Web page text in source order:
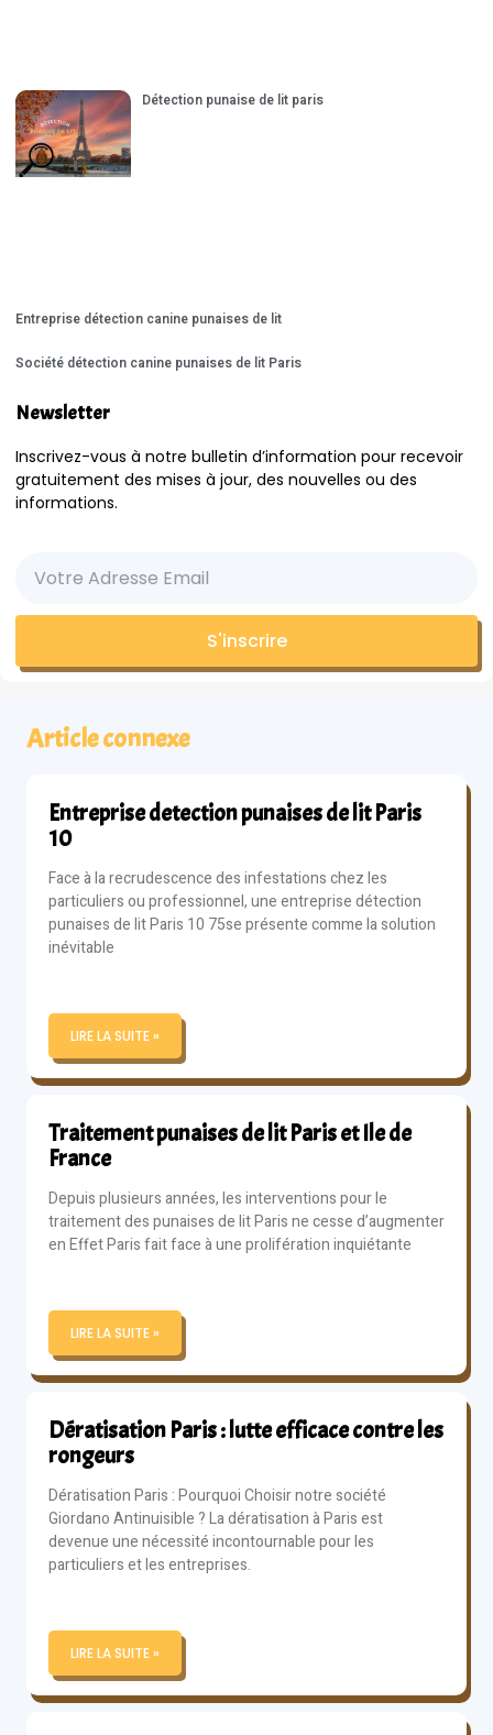
Détection punaise de lit paris
Entreprise détection canine punaises de lit
Société détection canine punaises de lit Paris
Newsletter
Inscrivez-vous à notre bulletin d’information pour recevoir
gratuitement des mises à jour, des nouvelles ou des
informations.
S'inscrire
Article connexe
Entreprise detection punaises de lit Paris
10
Face à la recrudescence des infestations chez les
particuliers ou professionnel, une entreprise détection
punaises de lit Paris 10 75se présente comme la solution
inévitable
LIRE LA SUITE »
Traitement punaises de lit Paris et Ile de
France
Depuis plusieurs années, les interventions pour le
traitement des punaises de lit Paris ne cesse d’augmenter
en Effet Paris fait face à une prolifération inquiétante
LIRE LA SUITE »
Dératisation Paris : lutte efficace contre les
rongeurs
Dératisation Paris : Pourquoi Choisir notre société
Giordano Antinuisible ? La dératisation à Paris est
devenue une nécessité incontournable pour les
particuliers et les entreprises.
LIRE LA SUITE »